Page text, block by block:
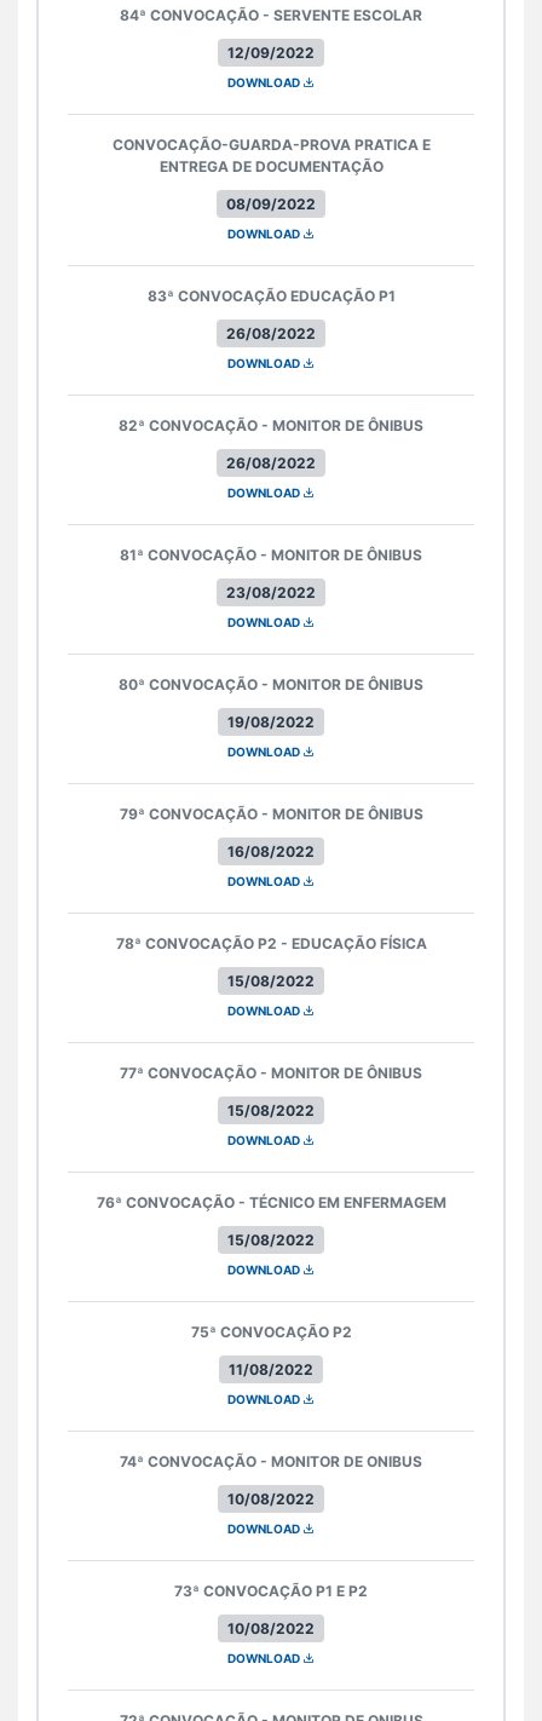
12/09/2022
84ª CONVOCAÇÃO - SERVENTE ESCOLAR
DOWNLOAD
08/09/2022
CONVOCAÇÃO-GUARDA-PROVA PRATICA E
ENTREGA DE DOCUMENTAÇÃO
DOWNLOAD
26/08/2022
83ª CONVOCAÇÃO EDUCAÇÃO P1
DOWNLOAD
26/08/2022
82ª CONVOCAÇÃO - MONITOR DE ÔNIBUS
DOWNLOAD
23/08/2022
81ª CONVOCAÇÃO - MONITOR DE ÔNIBUS
DOWNLOAD
19/08/2022
80ª CONVOCAÇÃO - MONITOR DE ÔNIBUS
DOWNLOAD
16/08/2022
79ª CONVOCAÇÃO - MONITOR DE ÔNIBUS
DOWNLOAD
15/08/2022
78ª CONVOCAÇÃO P2 - EDUCAÇÃO FÍSICA
DOWNLOAD
15/08/2022
77ª CONVOCAÇÃO - MONITOR DE ÔNIBUS
DOWNLOAD
15/08/2022
76ª CONVOCAÇÃO - TÉCNICO EM ENFERMAGEM
DOWNLOAD
11/08/2022
75ª CONVOCAÇÃO P2
DOWNLOAD
10/08/2022
74ª CONVOCAÇÃO - MONITOR DE ONIBUS
DOWNLOAD
10/08/2022
73ª CONVOCAÇÃO P1 E P2
DOWNLOAD